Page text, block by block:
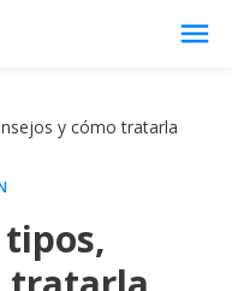
menu
y cómo tratarla
tipos,